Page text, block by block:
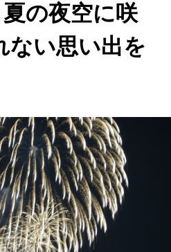
の夜空に咲
ない思い出を